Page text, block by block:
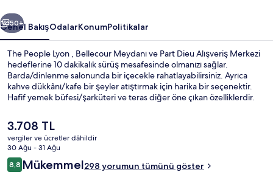
Sonraki
50+
Genel BakışOdalarKonumPolitikalar
The People Lyon , Bellecour Meydanı ve Part Dieu Alışveriş Merkezi
hedeflerine 10 dakikalık sürüş mesafesinde olmanızı sağlar.
Barda/dinlenme salonunda bir içecekle rahatlayabilirsiniz. Ayrıca
kahve dükkânı/kafe bir şeyler atıştırmak için harika bir seçenektir.
Hafif yemek büfesi/şarküteri ve teras diğer öne çıkan özelliklerdir.
bulunuyor. Toplu taşıma yakındadır, Croix-Rousse Metro İstasyonu 7
dakikalık ve Croix Paquet İstasyonu 9 dakikalık yürüme mesafesinde
bulunur.
Şu
anki
fiyat
3.708 TL
3.708 TL
vergiler ve ücretler dâhildir
30 Ağu - 31 Ağu
Yorumlar
8,88,8/10
Mükemmel298 yorumun tümünü göster